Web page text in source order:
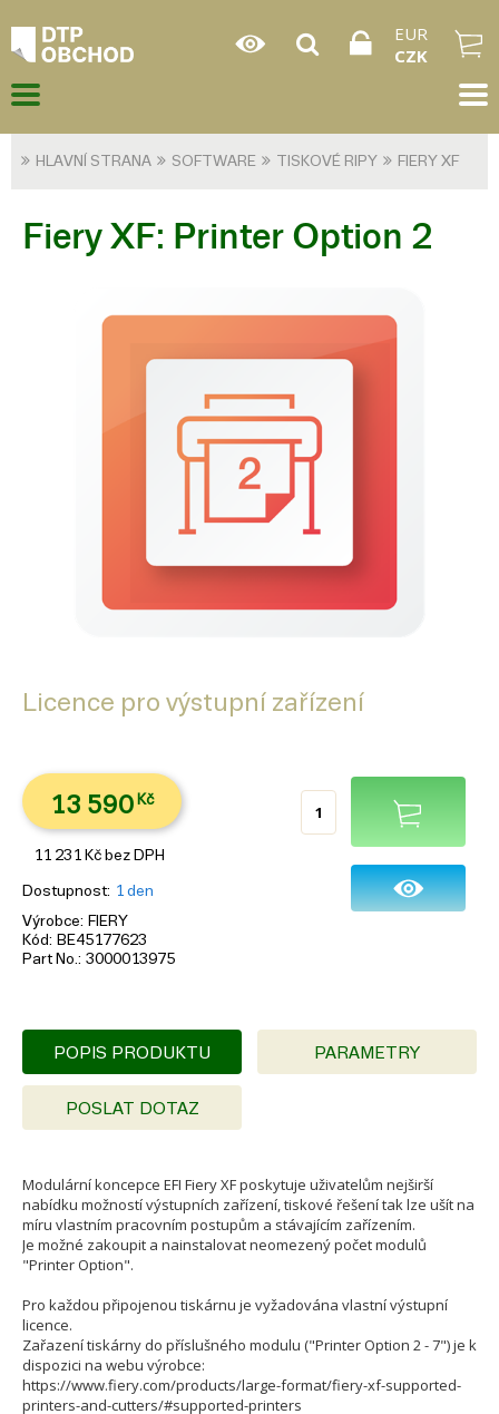
EUR
CZK
HLAVNÍ STRANA SOFTWARE TISKOVÉ RIPY FIERY XF
Fiery XF: Printer Option 2
Licence pro výstupní zařízení
13 590 Kč
11 231 Kč bez DPH
Dostupnost 1 den
Výrobce
FIERY
Kód
BE45177623
Part No. 3000013975
POPIS PRODUKTU PARAMETRY
POSLAT DOTAZ
Modulární koncepce EFI Fiery XF poskytuje uživatelům nejširší
nabídku možností výstupních zařízení, tiskové řešení tak lze ušít na
míru vlastním pracovním postupům a stávajícím zařízením.
Je možné zakoupit a nainstalovat neomezený počet modulů
"Printer Option".
Pro každou připojenou tiskárnu je vyžadována vlastní výstupní
licence.
Zařazení tiskárny do příslušného modulu ("Printer Option 2 - 7") je k
dispozici na webu výrobce:
https://www.fiery.com/products/large-format/fiery-xf-supported-
printers-and-cutters/#supported-printers